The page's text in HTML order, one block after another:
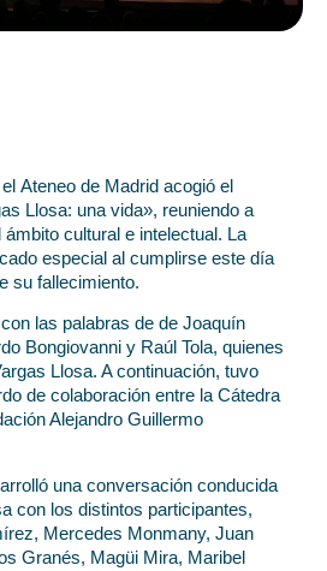
Ateneo de Madrid acogió el
Llosa: una vida», reuniendo a
cultural e intelectual. La
especial al cumplirse este día
su fallecimiento.
las palabras de de Joaquín
Bongiovanni y Raúl Tola, quienes
Llosa. A continuación, tuvo
de colaboración entre la Cátedra
Alejandro Guillermo
una conversación conducida
con los distintos participantes,
Mercedes Monmany, Juan
Granés, Magüi Mira, Maribel